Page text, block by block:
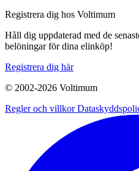
Registrera dig hos Voltimum
Håll dig uppdaterad med de
belöningar för dina elinköp!
Registrera dig här
© 2002-2026 Voltimum
Regler och villkor